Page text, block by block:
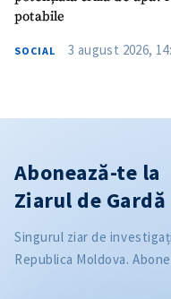
potabile
SOCIAL 3 august 2026,
Abonează-te la
Ziarul de Gardă
Singurul ziar de
Republica Moldova.